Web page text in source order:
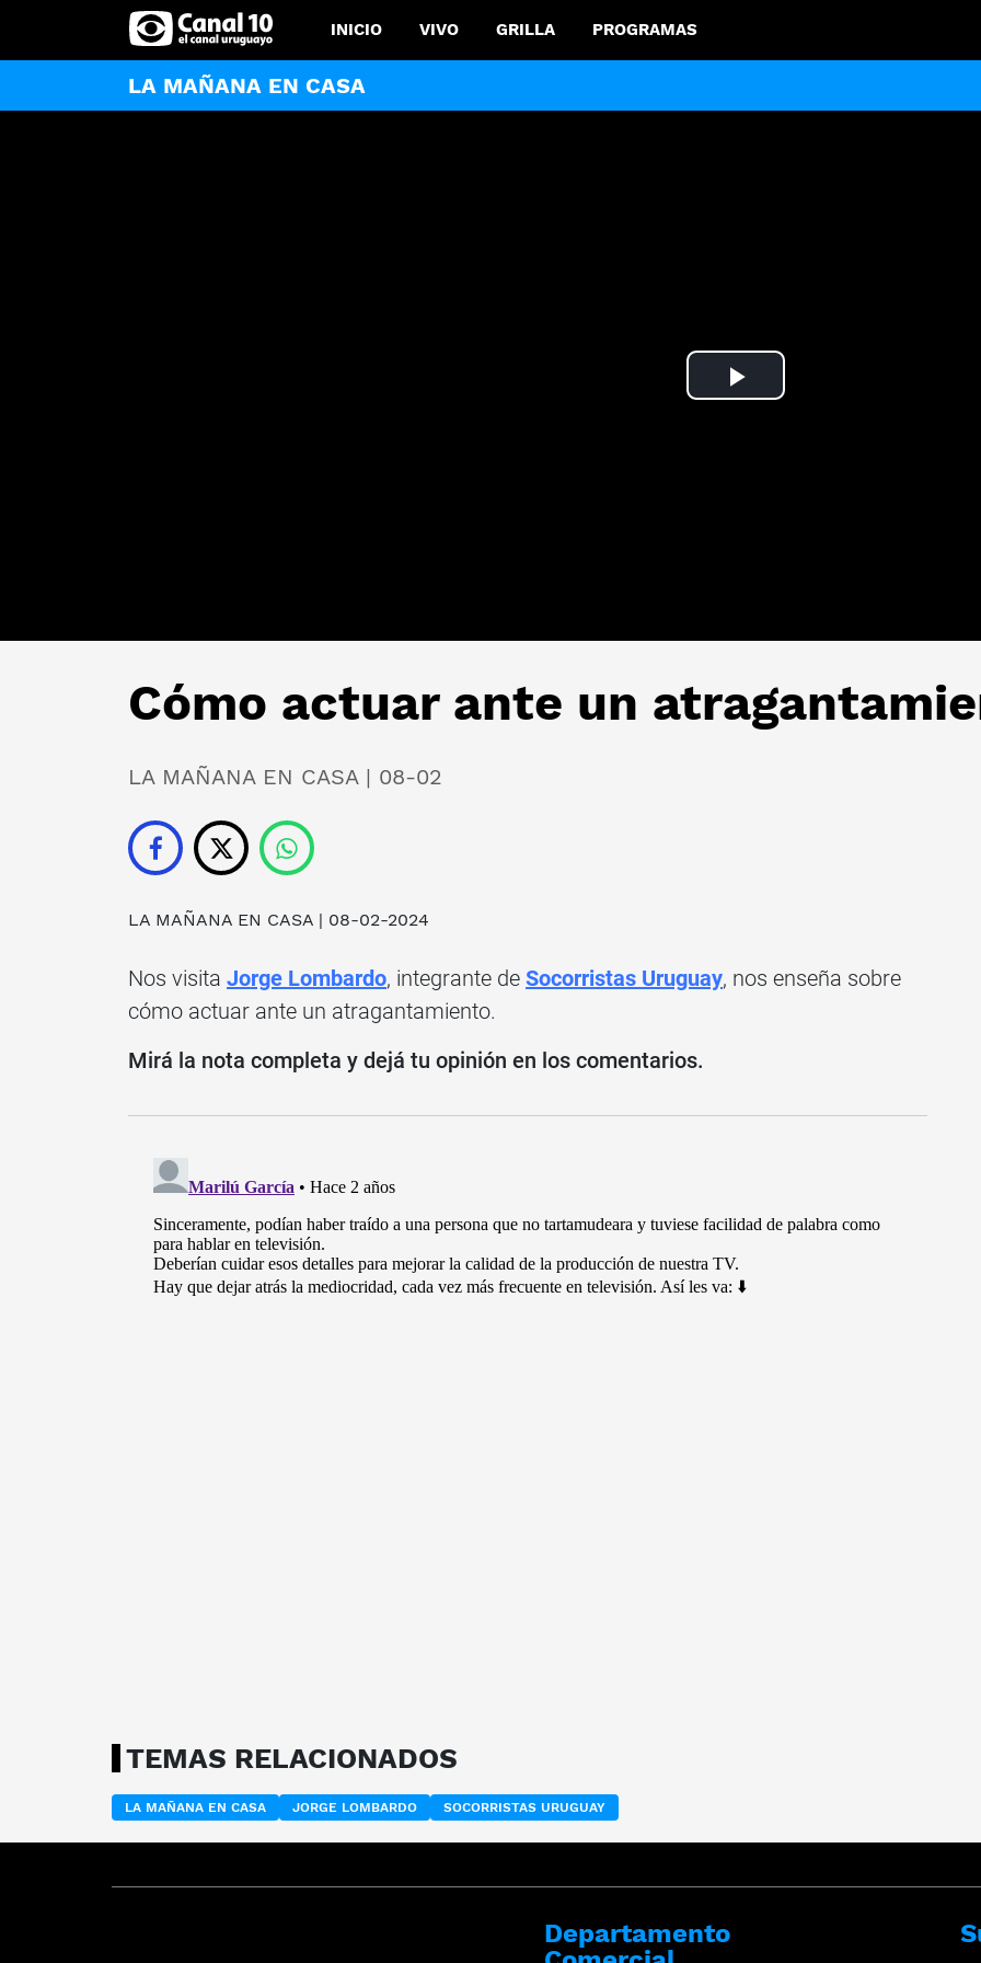
INICIO VIVO GRILLA PROGRAMAS
LA MAÑANA EN CASA
Play
Cómo actuar ante un
LA MAÑANA EN CASA | 08-02
LA MAÑANA EN CASA | 08-02-2024
Nos visita Jorge Lombardo, integrante de Socorristas Uruguay, nos enseña sobre
cómo actuar ante un atragantamiento.
Mirá la nota completa y dejá tu opinión en los comentarios.
TEMAS RELACIONADOS
LA MAÑANA EN CASA JORGE LOMBARDO SOCORRISTAS URUGUAY
Departamento